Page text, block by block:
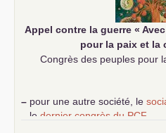
Appel contre la guerre «
pour la paix et la
Congrès des peuples pour
– pour une autre société, le
le dernier congrès du PCF